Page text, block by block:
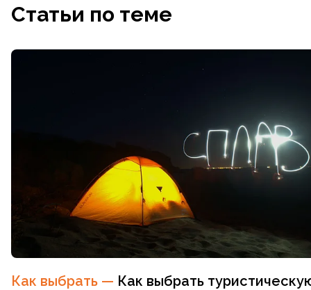
Статьи по теме
Как выбрать — Как выбрать